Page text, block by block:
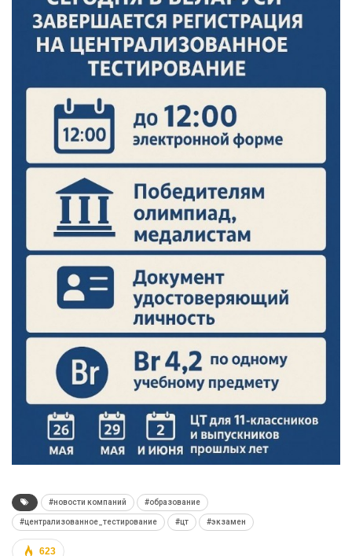
#новости компаний #образование
#централизованное_тестирование #цт #экзамен
623